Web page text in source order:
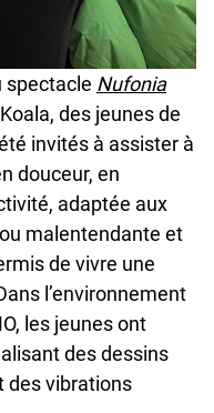
spectacle Nufonia
des jeunes de
invités à assister à
douceur, en
adaptée aux
malentendante et
de vivre une
l’environnement
les jeunes ont
des dessins
des vibrations